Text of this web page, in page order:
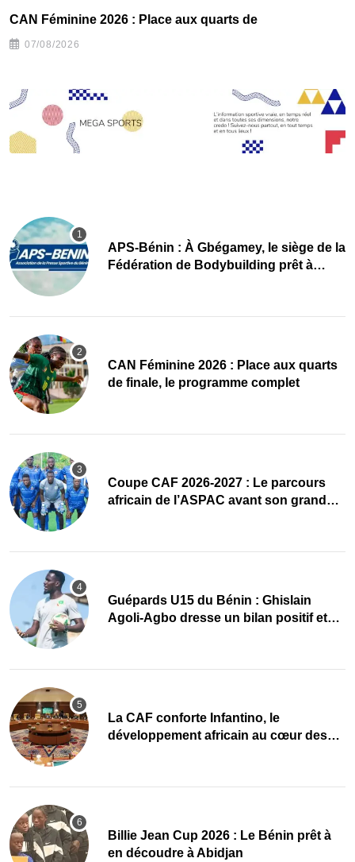
CAN Féminine 2026 : Place aux quarts de
07/08/2026
APS-Bénin : À Gbégamey, le siège de la
Fédération de Bodybuilding prêt à
CAN Féminine 2026 : Place aux quarts
de finale, le programme complet
Coupe CAF 2026-2027 : Le parcours
africain de l’ASPAC avant son grand
Guépards U15 du Bénin : Ghislain
Agoli-Agbo dresse un bilan positif et
La CAF conforte Infantino, le
développement africain au cœur des
Billie Jean Cup 2026 : Le Bénin prêt à
en découdre à Abidjan